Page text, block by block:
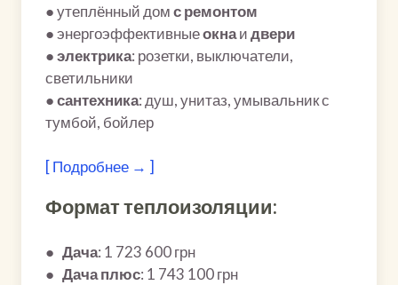
● утеплённый домс ремонтом
● энергоэффективныеокнаидвери
●электрика: розетки, выключатели,
светильники
●сантехника: душ, унитаз, умывальник с
тумбой, бойлер
[ Подробнее → ]
Формат теплоизоляции:
● Дача: 1 723 600 грн
● Дача плюс: 1 743 100 грн